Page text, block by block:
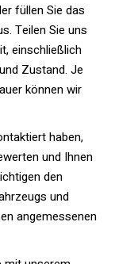
füllen Sie das
Teilen Sie uns
einschließlich
Zustand. Je
können wir
haben,
und Ihnen
den
und
angemessenen